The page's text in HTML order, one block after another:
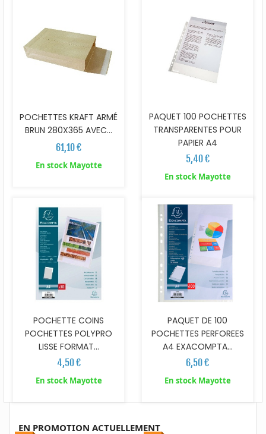
POCHETTES KRAFT ARMÉ
BRUN 280X365 AVEC...
61,10 €
En stock Mayotte
PAQUET 100 POCHETTES
TRANSPARENTES POUR
PAPIER A4
5,40 €
En stock Mayotte
POCHETTE COINS
POCHETTES POLYPRO
LISSE FORMAT...
4,50 €
En stock Mayotte
PAQUET DE 100
POCHETTES PERFOREES
A4 EXACOMPTA...
6,50 €
En stock Mayotte
EN PROMOTION ACTUELLEMENT